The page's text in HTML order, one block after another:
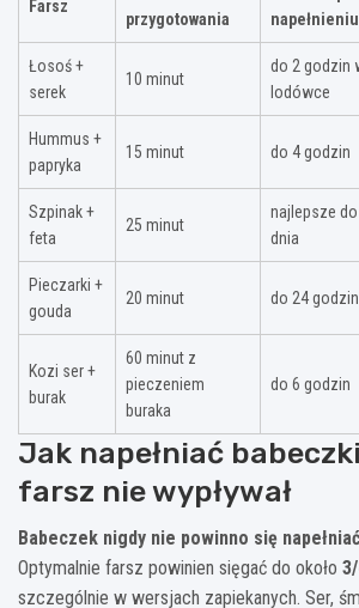
Farsz
przygotowania
napełnieniu
Łosoś +
serek
10 minut
do 2 godzin
lodówce
Hummus +
papryka
15 minut do 4 godzin
Szpinak +
feta
25 minut
najlepsze do
dnia
Pieczarki +
gouda
20 minut do 24 godzin
Kozi ser +
burak
60 minut z
pieczeniem
buraka
do 6 godzin
Jak napełniać
farsz nie wypływał
Babeczek nigdy nie powinno się
Optymalnie farsz powinien sięgać do około
szczególnie w wersjach zapiekanych. Ser,